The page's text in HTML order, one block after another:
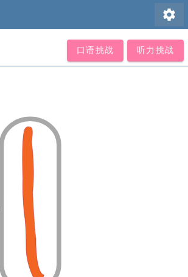
settings
口语挑战 听力挑战